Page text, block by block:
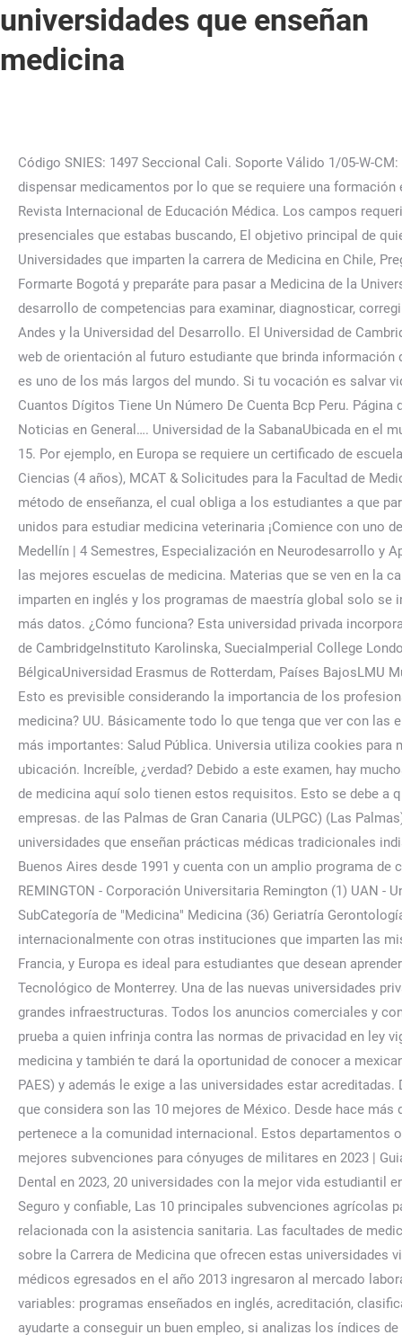
universidades que enseñan
medicina
Código SNIES: 1497 Seccional Cali. Soporte Válido 1/05-W-CM: La información que figura en esta edición digital está dirigida exclusivamente al profesional destinado a prescribir o dispensar medicamentos por lo que se requiere una formación especializada para su correcta interpretación, Estas son las 6 mejores universidades de Europa para estudiar Medicina, Revista Internacional de Educación Médica. Los campos requeridos están marcados *. Las escuelas de medicina en Italia son bastante selectivas. Cursando.cl | Los cursos online y presenciales que estabas buscando, El objetivo principal de quien se decida a estudiar medicina tiene que ser, Las mejores universidades para estudiar Medicina en Chile, Lista de Universidades que imparten la carrera de Medicina en Chile, Preguntas frecuentes relacionadas a esta carrera. Su tasa de aceptación es de 6,5%. Estudia con nosotros en el Pre Médico Formarte Bogotá y preparáte para pasar a Medicina de la Universidad Nacional. Carrera del área de la salud que forma profesionales en cuidado primario visual y ocular mediante el desarrollo de competencias para examinar, diagnosticar, corregir, tratar y prevenir enfermedades . Mientras que las universidades con los aranceles más altos son la Universidad de Los Andes y la Universidad del Desarrollo. El Universidad de Cambridge La Facultad de Medicina está ubicada junto a Hospital de Addenbrooke en el Cambridge Biomedical Campus. Es un sitio web de orientación al futuro estudiante que brinda información detallada para encontrar la mejor opción para sus estudios. También es importante saber que estudiar medicina en Francia es uno de los más largos del mundo. Si tu vocación es salvar vidas y mejorar la salud de las personas, elegir medicina es una excelente decisión profesional que desde ya felicitamos. Cuantos Dígitos Tiene Un Número De Cuenta Bcp Peru. Página de Consultas, Trámites, Requisitos, Recetas, Procesos, Inscripciones, Deportes, Conciertos, Política, Economía, Turismo y Noticias en General…. Universidad de la SabanaUbicada en el municipio de Chía se ofrecen 14 semestres de estudio de 382 créditos totales para graduarse de Médico.Código SNIES: 2518, 15. Por ejemplo, en Europa se requiere un certificado de escuela secundaria y un examen, pero en Estados Unidos, proporcionará un diploma de escuela secundaria, una licenciatura en Ciencias (4 años), MCAT & Solicitudes para la Facultad de Medicina y cursos de requisitos previos. Por tanto, es un buen lugar para estudiar medicina en Europa. Esta universidad tiene un método de enseñanza, el cual obliga a los estudiantes a que participen a lo largo de la carrera analizando problemas y casos clínicos. Universidad de Alberta. universidades en estados unidos para estudiar medicina veterinaria ¡Comience con uno de los mejores títulos de veterinaria a continuación! Presencial | Diurna | Medellín | 1 año (2 semestres). Presencial | Diurna | Medellín | 4 Semestres, Especialización en Neurodesarrollo y Aprendizaje, Especialización | La Facultad de Medicina ocupa actualmente el quinto lugar en el mundo en la clasificación de las mejores escuelas de medicina. Materias que se ven en la carrera de Medicina. Debido a este examen, hay muchos menos estudiantes que en la UBA. Algunos de los programas se imparten en inglés y los programas de